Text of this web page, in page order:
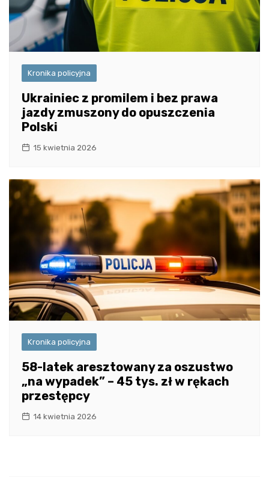
Kronika policyjna
Ukrainiec z promilem i bez prawa
jazdy zmuszony do opuszczenia
Polski
15 kwietnia 2026
Kronika policyjna
58-latek aresztowany za oszustwo
„na wypadek” – 45 tys. zł w rękach
przestępcy
14 kwietnia 2026